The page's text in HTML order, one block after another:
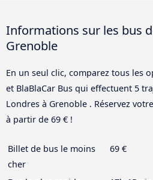
Informations sur les bus
Grenoble
En un seul clic, comparez tous les
et BlaBlaCar Bus qui effectuent 5
Londres à Grenoble . Réservez
à partir de 69 € !
Billet de bus le moins
cher
69 €